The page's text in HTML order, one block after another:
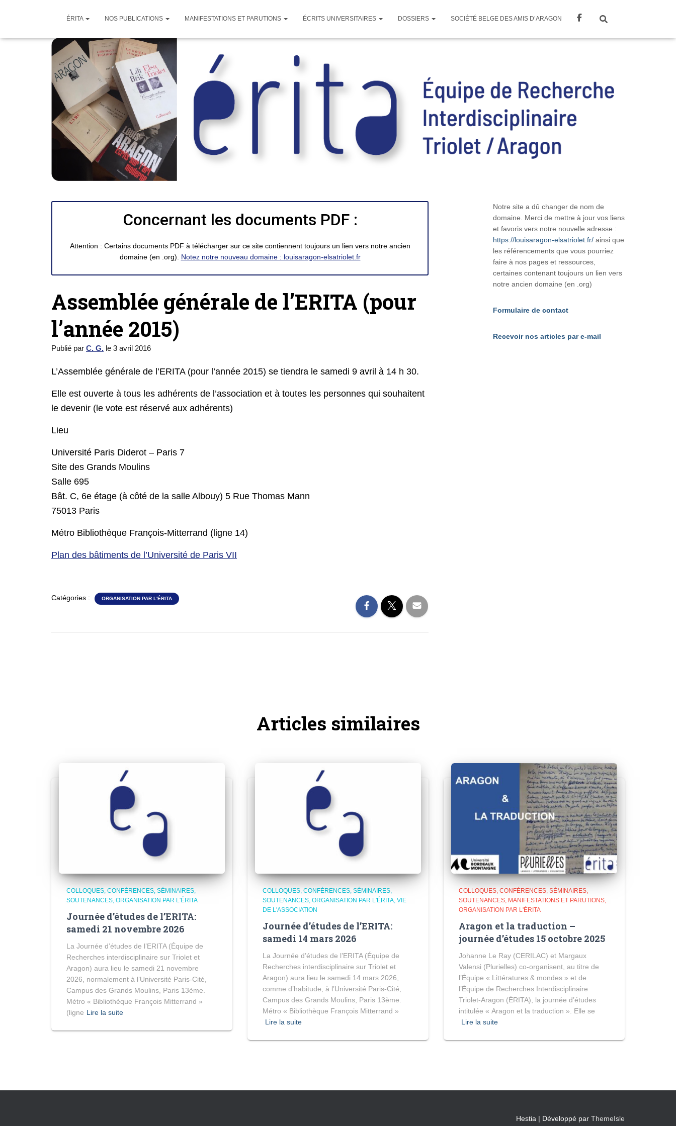
ÉRITA NOS PUBLICATIONS MANIFESTATIONS ET PARUTIONS ÉCRITS UNIVERSITAIRES DOSSIERS SOCIÉTÉ BELGE DES AMIS D’ARAGON
Concernant les documents PDF :
Attention : Certains documents PDF à télécharger sur ce site contiennent toujours un lien vers notre ancien
domaine (en .org). Notez notre nouveau domaine : louisaragon-elsatriolet.fr
Assemblée générale de l’ERITA (pour
l’année 2015)
Publié par C. G. le 3 avril 2016
L’Assemblée générale de l’ERITA (pour l’année 2015) se tiendra le samedi 9 avril à 14 h 30.
Elle est ouverte à tous les adhérents de l’association et à toutes les personnes qui souhaitent
le devenir (le vote est réservé aux adhérents)
Lieu
Université Paris Diderot – Paris 7
Site des Grands Moulins
Salle 695
Bât. C, 6e étage (à côté de la salle Albouy) 5 Rue Thomas Mann
75013 Paris
Métro Bibliothèque François-Mitterrand (ligne 14)
Plan des bâtiments de l’Université de Paris VII
Catégories : ORGANISATION PAR L'ÉRITA
Notre site a dû changer de nom de
domaine. Merci de mettre à jour vos liens
et favoris vers notre nouvelle adresse :
https://louisaragon-elsatriolet.fr/ainsi que
les référencements que vous pourriez
faire à nos pages et ressources,
certaines contenant toujours un lien vers
notre ancien domaine (en .org)
Formulaire de contact
Recevoir nos articles par e-mail
Articles similaires
COLLOQUES, CONFÉRENCES, SÉMINAIRES,
SOUTENANCES ORGANISATION PAR L'ÉRITA
Journée d’études de l’ERITA:
samedi 21 novembre 2026
La Journée d’études de l’ERITA (Équipe de
Recherches interdisciplinaire sur Triolet et
Aragon) aura lieu le samedi 21 novembre
2026, normalement à l’Université Paris-Cité,
Campus des Grands Moulins, Paris 13ème.
Métro « Bibliothèque François Mitterrand »
(ligne Lire la suite
COLLOQUES, CONFÉRENCES, SÉMINAIRES,
SOUTENANCES ORGANISATION PAR L'ÉRITA VIE
DE L'ASSOCIATION
Journée d’études de l’ERITA:
samedi 14 mars 2026
La Journée d’études de l’ERITA (Équipe de
Recherches interdisciplinaire sur Triolet et
Aragon) aura lieu le samedi 14 mars 2026,
comme d’habitude, à l’Université Paris-Cité,
Campus des Grands Moulins, Paris 13ème.
Métro « Bibliothèque François Mitterrand »
Lire la suite
COLLOQUES, CONFÉRENCES, SÉMINAIRES,
SOUTENANCES MANIFESTATIONS ET PARUTIONS
ORGANISATION PAR L'ÉRITA
Aragon et la traduction –
journée d’études 15 octobre 2025
Johanne Le Ray (CERILAC) et Margaux
Valensi (Plurielles) co-organisent, au titre de
l’Équipe « Littératures & mondes » et de
l’Équipe de Recherches Interdisciplinaire
Triolet-Aragon (ÉRITA), la journée d’études
intitulée « Aragon et la traduction ». Elle se
Lire la suite
Hestia | Développé par ThemeIsle